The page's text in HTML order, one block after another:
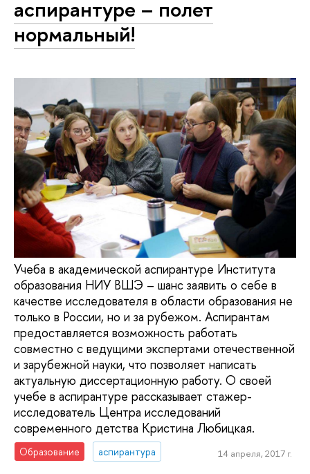
аспирантуре – полет
нормальный!
Учеба в академической аспирантуре Института
образования НИУ ВШЭ – шанс заявить о себе в
качестве исследователя в области образования не
только в России, но и за рубежом. Аспирантам
предоставляется возможность работать
совместно с ведущими экспертами отечественной
и зарубежной науки, что позволяет написать
актуальную диссертационную работу. О своей
учебе в аспирантуре рассказывает стажер-
исследователь Центра исследований
современного детства Кристина Любицкая.
Образование аспирантура 14 апреля, 2017 г.